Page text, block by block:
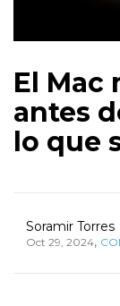
El Mac
antes
lo que
Soramir Torres
Oct 29, 2024,